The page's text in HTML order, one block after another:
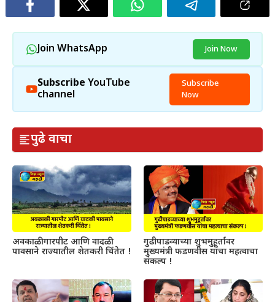
Join WhatsApp Join Now
Subscribe YouTube
channel
Subscribe
Now
पुढे वाचा
अवकाळी गारपीट आणि वादळी
पावसाने राज्यातील शेतकरी चिंतेत !
गुढीपाडव्याच्या शुभमुहूर्तावर
मुख्यमंत्री फडणवीस यांचा महत्वाचा
संकल्प !